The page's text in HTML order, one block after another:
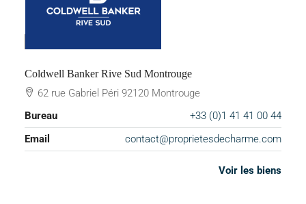
Coldwell Banker Rive Sud Montrouge
62 rue Gabriel Péri 92120 Montrouge
Bureau
+33 (0)1 41 41 00 44
Email
contact@proprietesdecharme.com
Voir les biens